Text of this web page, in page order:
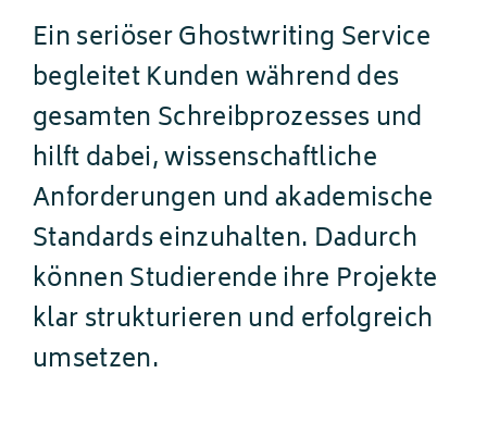
Ein seriöser Ghostwriting Service
begleitet Kunden während des
gesamten Schreibprozesses und
hilft dabei, wissenschaftliche
Anforderungen und akademische
Standards einzuhalten. Dadurch
können Studierende ihre Projekte
klar strukturieren und erfolgreich
umsetzen.